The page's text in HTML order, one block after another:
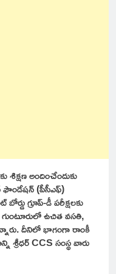
అందించేందుకు
ఫౌండేషన్ (పీసీఎఫ్)
గ్రూప్-డీ పరీక్షలకు
గుంటూరులో ఉచిత వసతి,
దీనిలో భాగంగా రాంకీ
CCS సంస్థ వారు